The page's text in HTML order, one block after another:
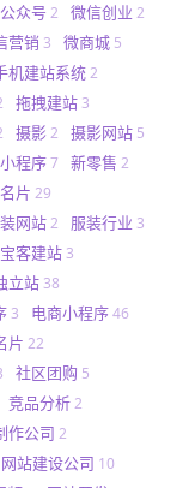
众号 2 微信创业 2
营销 3 微商城 5
机建站系统2
拖拽建站 3
摄影2 摄影网站 5
程序7 新零售 2
片 29
网站2 服装行业 3
客建站 3
立站 38
3 电商小程序46
片 22
社区团购 5
竞品分析2
作公司 2
网站建设公司 10